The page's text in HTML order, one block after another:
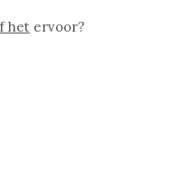
het ervoor?